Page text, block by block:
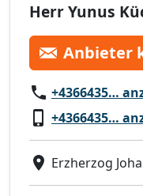
Herr Yunus
Anbieter
+4366435…
+4366435…
Erzherzog